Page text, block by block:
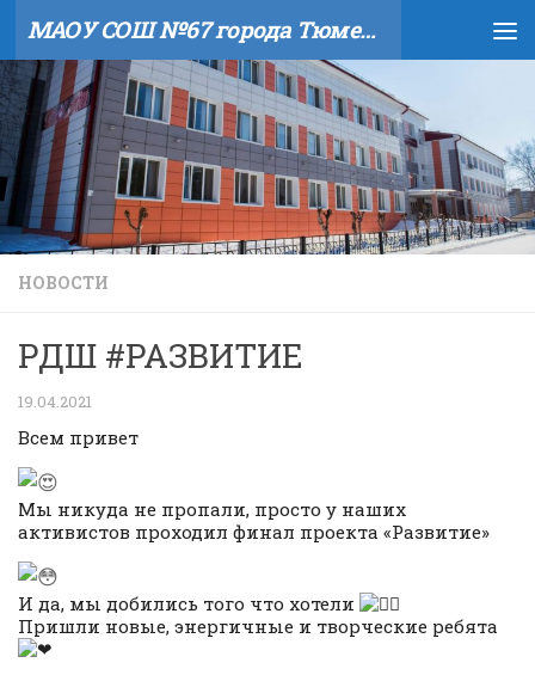
Skip to content МАОУ СОШ №67 города Тюмени
НОВОСТИ
РДШ #РАЗВИТИЕ
19.04.2021
Всем привет
Мы никуда не пропали, просто у наших
активистов проходил финал проекта «Развитие»
И да, мы добились того что хотели
Пришли новые, энергичные и творческие ребята